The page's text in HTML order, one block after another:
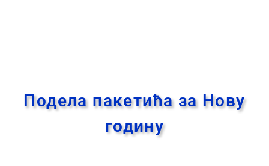
Подела пакетића за Нову
годину